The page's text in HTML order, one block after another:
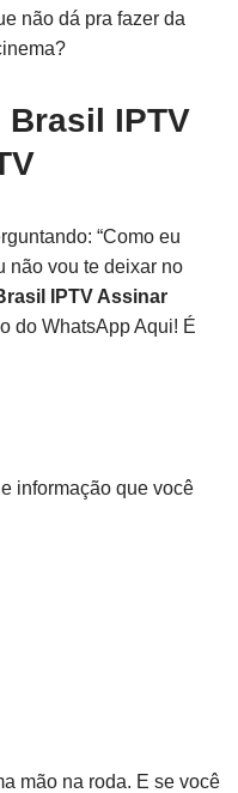
não dá pra fazer da
Brasil IPTV
“Como eu
não vou te deixar no
IPTV Assinar
do WhatsApp Aqui! É
informação que você
mão na roda. E se você